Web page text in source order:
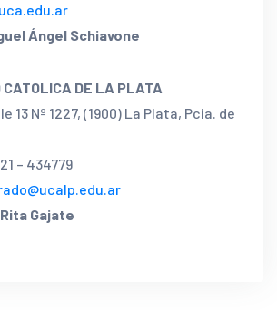
Ángel Schiavone
CATOLICA DE LA PLATA
13 Nº 1227, (1900) La Plata, Pcia. de
– 434779
Gajate